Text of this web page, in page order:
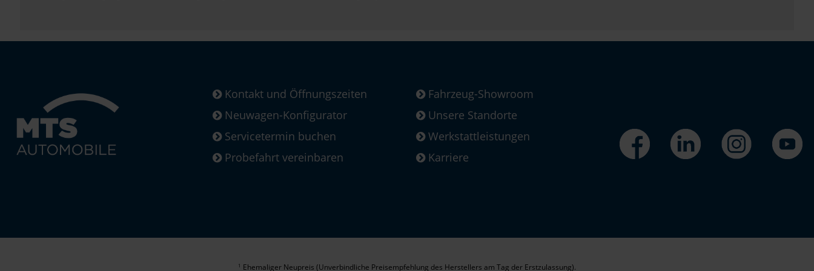
Kontakt und Öffnungszeiten
Neuwagen-Konfigurator
Servicetermin buchen
Probefahrt vereinbaren
Fahrzeug-Showroom
Unsere Standorte
Werkstattleistungen
Karriere
1 Ehemaliger Neupreis (Unverbindliche Preisempfehlung des Herstellers am Tag der Erstzulassung).